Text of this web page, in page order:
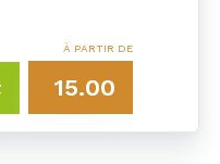
À PARTIR DE
15.00